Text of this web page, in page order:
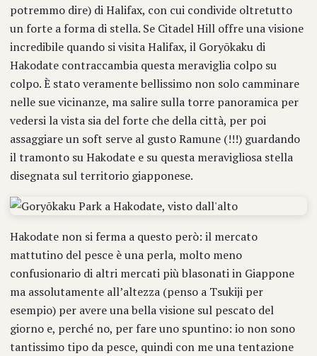
potremmo dire) di Halifax, con cui condivide oltretutto
un forte a forma di stella. Se Citadel Hill offre una visione
incredibile quando si visita Halifax, il Goryōkaku di
Hakodate contraccambia questa meraviglia colpo su
colpo. È stato veramente bellissimo non solo camminare
nelle sue vicinanze, ma salire sulla torre panoramica per
vedersi la vista sia del forte che della città, per poi
assaggiare un soft serve al gusto Ramune (!!!) guardando
il tramonto su Hakodate e su questa meravigliosa stella
disegnata sul territorio giapponese.
Hakodate non si ferma a questo però: il mercato
mattutino del pesce è una perla, molto meno
confusionario di altri mercati più blasonati in Giappone
ma assolutamente all’altezza (penso a Tsukiji per
esempio) per avere una bella visione sul pescato del
giorno e, perché no, per fare uno spuntino: io non sono
tantissimo tipo da pesce, quindi con me una tentazione